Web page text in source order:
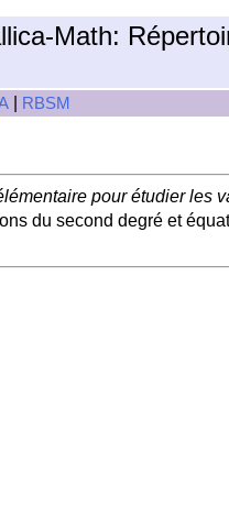
Math:
RBSM
pour étudier les
du second degré et